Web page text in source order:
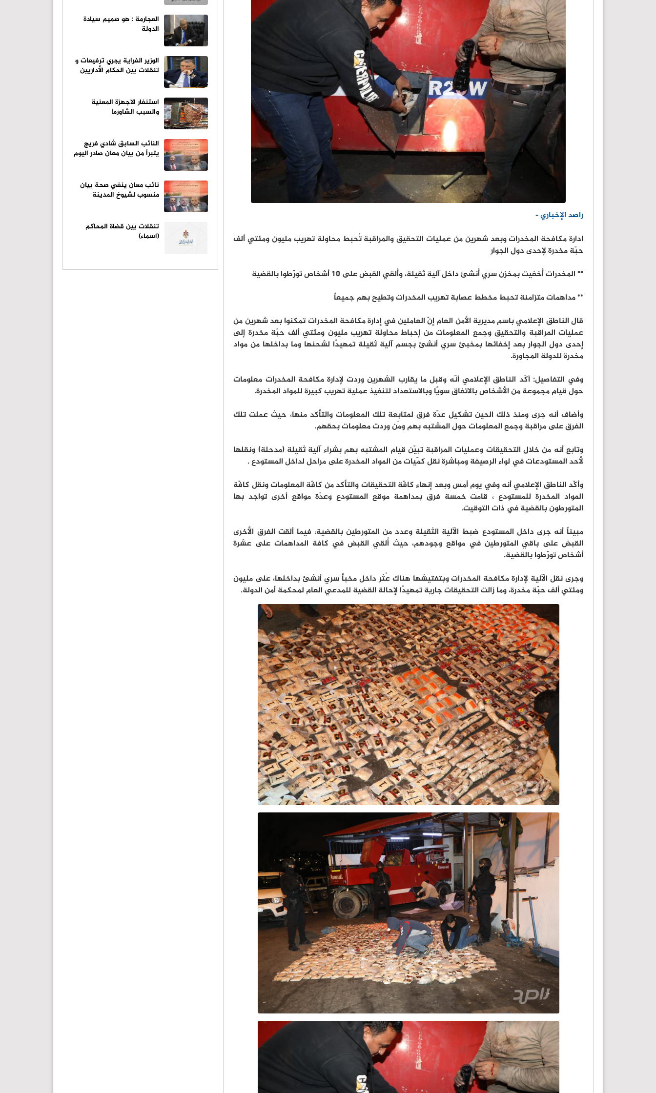
راصد الإخباري -
ادارة مكافحة المخدرات وبعد شهرين من عمليات التحقيق والمراقبة تُحبط محاولة تهريب مليون ومئتي ألف
حبّة مخدرة لإحدى دول الجوار
** المخدرات أُخفيت بمخزن سري أُنشئ داخل آلية ثقيلة، وأُلقي القبض على 10 أشخاص تورّطوا بالقضية
** مداهمات متزامنة تحبط مخطط عصابة تهريب المخدرات وتطيح بهم جميعاً
قال الناطق الإعلامي باسم مديرية الأمن العام إنّ العاملين في إدارة مكافحة المخدرات تمكنوا بعد شهرين من
عمليات المراقبة والتحقيق وجمع المعلومات من إحباط محاولة تهريب مليون ومئتي ألف حبّة مخدرة إلى
إحدى دول الجوار بعد إخفائها بمخبئ سري أنشئ بجسم آلية ثقيلة تمهيدًا لشحنها وما بداخلها من مواد
مخدرة للدولة المجاورة.
وفي التفاصيل: أكّد الناطق الإعلامي أنّه وقبل ما يقارب الشهرين وردت لإدارة مكافحة المخدرات معلومات
حول قيام مجموعة من الأشخاص بالاتفاق سويًا وبالاستعداد لتنفيذ عملية تهريب كبيرة للمواد المخدرة.
وأضاف أنه جرى ومنذ ذلك الحين تشكيل عدّة فرق لمتابعة تلك المعلومات والتأكد منها، حيث عملت تلك
الفرق على مراقبة وجمع المعلومات حول المشتبه بهم ومَن وردت معلومات بحقهم.
وتابع أنه من خلال التحقيقات وعمليات المراقبة تبيّن قيام المشتبه بهم بشراء آلية ثقيلة (مدحلة) ونقلها
لأحد المستودعات في لواء الرصيفة ومباشرة نقل كمّيات من المواد المخدرة على مراحل لداخل المستودع .
وأكّد الناطق الإعلامي أنه وفي يوم أمس وبعد إنهاء كافّة التحقيقات والتأكد من كافّة المعلومات ونقل كافّة
المواد المخدرة للمستودع ، قامت خمسة فرق بمداهمة موقع المستودع وعدّة مواقع أخرى تواجد بها
المتورطون بالقضية في ذات التوقيت.
مبيناً أنه جرى داخل المستودع ضبط الآلية الثقيلة وعدد من المتورطين بالقضية، فيما ألقت الفرق الأخرى
القبض على باقي المتورطين في مواقع وجودهم، حيث أُلقي القبض في كافة المداهمات على عشرة
أشخاص تورّطوا بالقضية.
وجرى نقل الآلية لإدارة مكافحة المخدرات وبتفتيشها هناك عُثر داخل مخبأ سري أنشئ بداخلها، على مليون
ومئتي ألف حبّة مخدرة، وما زالت التحقيقات جارية تمهيدًا لإحالة القضية للمدعي العام لمحكمة أمن الدولة.
العجارمة : هو صميم سيادة
الدولة
الوزير الفراية يجري ترفيعات و
تنقلات بين الحكام الأداريين
استنفار الاجهزة المعنية
والسبب الشاورما
النائب السابق شادي فريج
يتبرأ من بيان معان صادر اليوم
نائب معان ينفي صحة بيان
منسوب لشيوخ المدينة
تنقلات بين قضاة المحاكم
(اسماء)